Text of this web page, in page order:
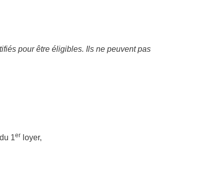
pour être éligibles. Ils ne peuvent pas
1er loyer,